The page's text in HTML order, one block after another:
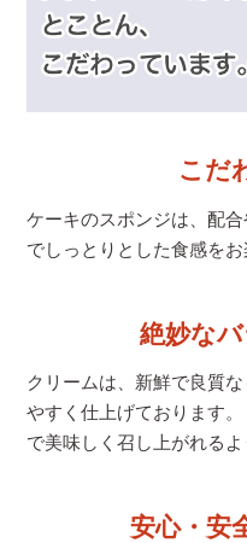
こだ
ケーキのスポンジは、配
でしっとりとした食感をお
絶妙な
クリームは、新鮮で良質
やすく仕上げております
で美味しく召し上がれるよ
安心・安